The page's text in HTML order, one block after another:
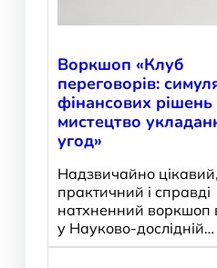
Воркшоп «Клуб
переговорів:
фінансових рішень
мистецтво
угод»
Надзвичайно цікавий,
практичний і справді
натхненний воркшоп
у Науково-дослідній…